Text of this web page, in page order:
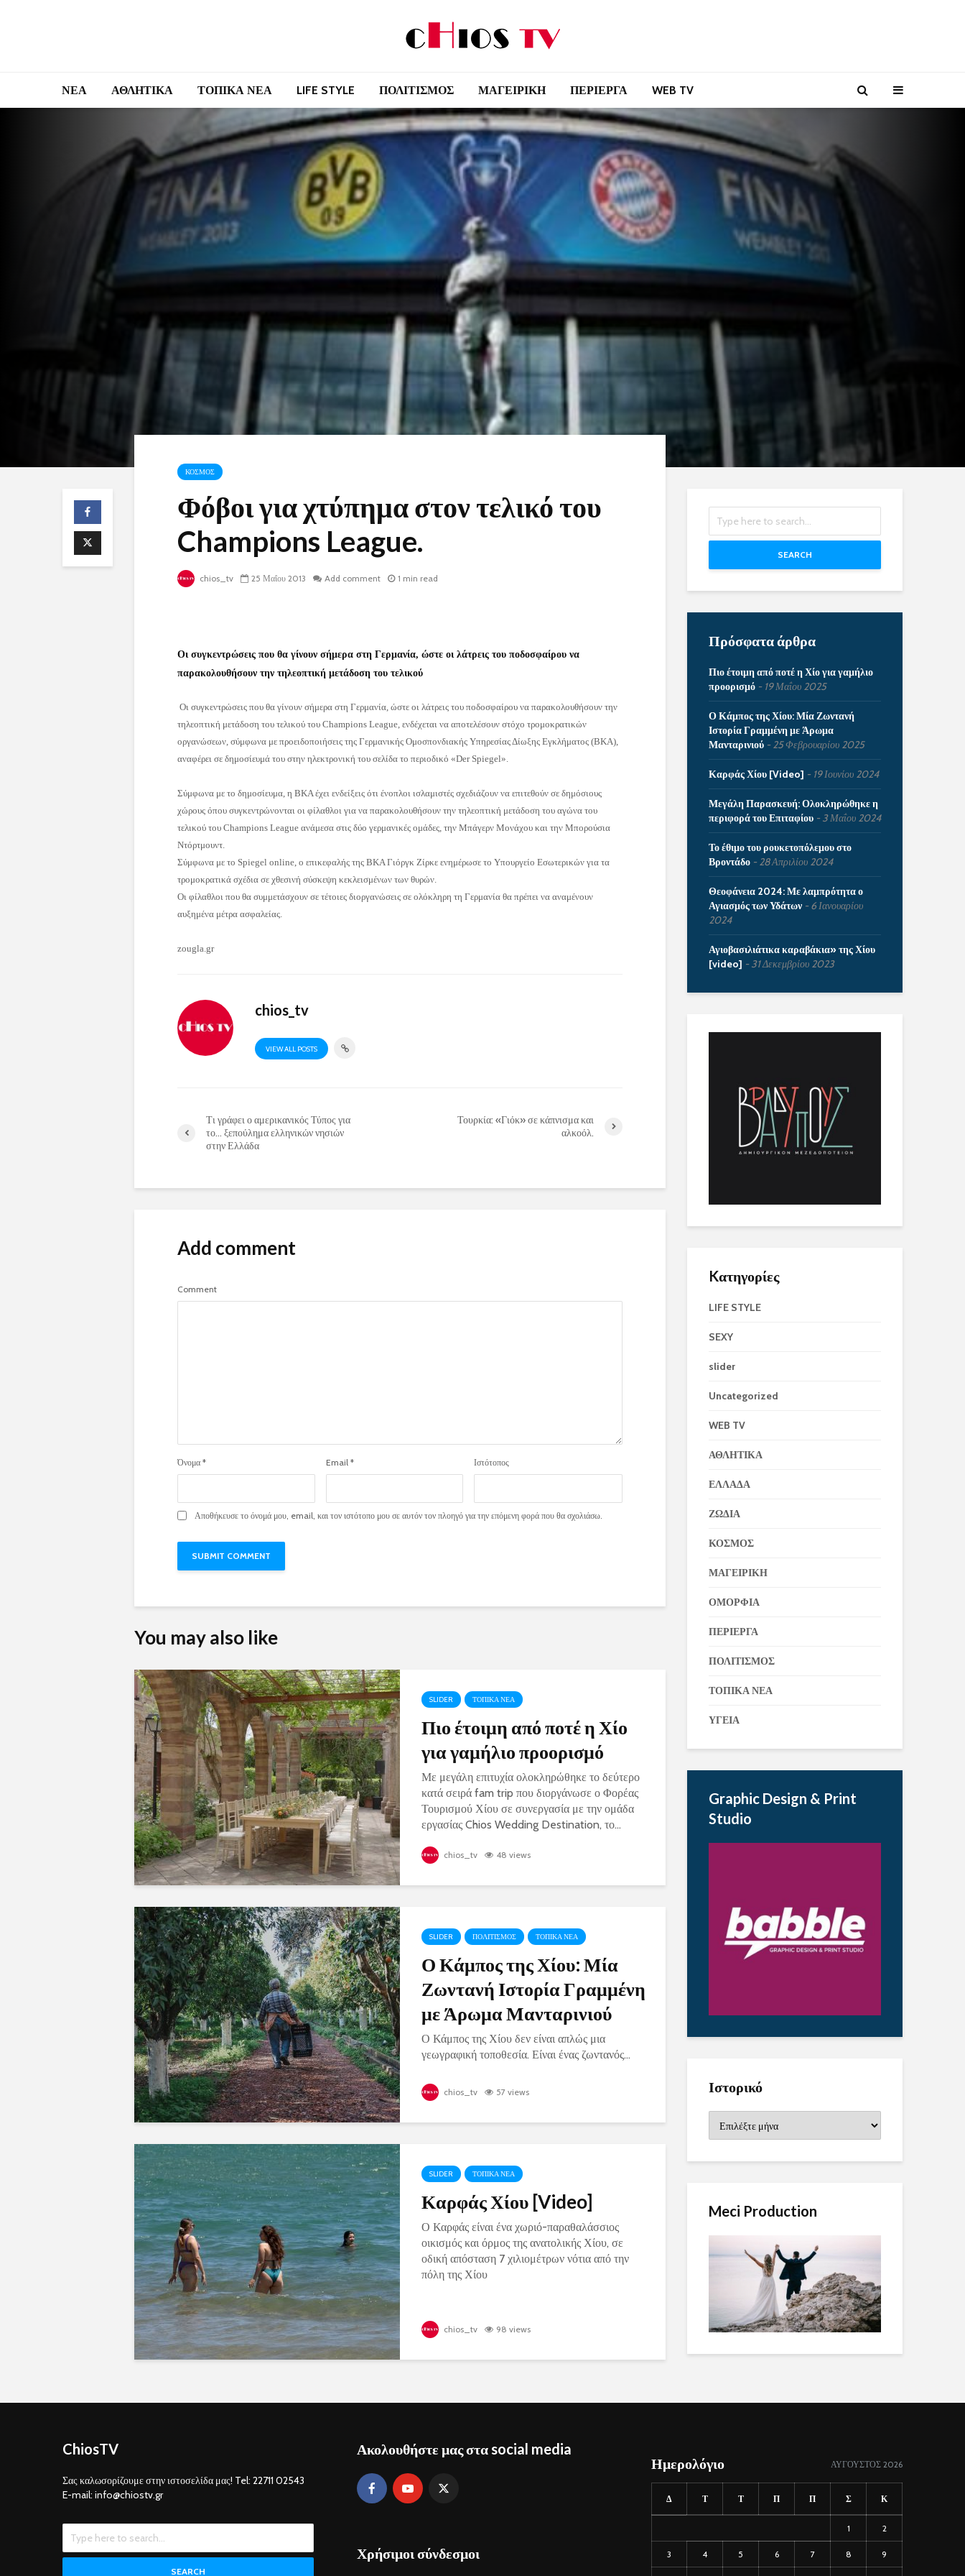
ΝΕΑ ΑΘΛΗΤΙΚΑ ΤΟΠΙΚΑ ΝΕΑ LIFE STYLE ΠΟΛΙΤΙΣΜΟΣ ΜΑΓΕΙΡΙΚΗ ΠΕΡΙΕΡΓΑ WEB TV
ΚΟΣΜΟΣ
Φόβοι για χτύπημα στον τελικό του
Champions League.
chios_tv 25 Μαΐου 2013 Add comment 1 min read
Οι συγκεντρώσεις που θα γίνουν σήμερα στη Γερμανία, ώστε οι λάτρεις του ποδοσφαίρου να
παρακολουθήσουν την τηλεοπτική μετάδοση του τελικού
Οι συγκεντρώσεις που θα γίνουν σήμερα στη Γερμανία, ώστε οι λάτρεις του ποδοσφαίρου να παρακολουθήσουν την
τηλεοπτική μετάδοση του τελικού του Champions League, ενδέχεται να αποτελέσουν στόχο τρομοκρατικών
οργανώσεων, σύμφωνα με προειδοποιήσεις της Γερμανικής Ομοσπονδιακής Υπηρεσίας Δίωξης Εγκλήματος (BKA),
αναφέρει σε δημοσίευμά του στην ηλεκτρονική του σελίδα το περιοδικό «Der Spiegel».
Σύμφωνα με το δημοσίευμα, η ΒKA έχει ενδείξεις ότι ένοπλοι ισλαμιστές σχεδιάζουν να επιτεθούν σε δημόσιους
χώρους όπου συγκεντρώνονται οι φίλαθλοι για να παρακολουθήσουν την τηλεοπτική μετάδοση του αγώνα του
τελικού του Champions League ανάμεσα στις δύο γερμανικές ομάδες, την Μπάγερν Μονάχου και την Μπορούσια
Ντόρτμουντ.
Σύμφωνα με το Spiegel online, ο επικεφαλής της BKA Γιόργκ Ζίρκε ενημέρωσε το Υπουργείο Εσωτερικών για τα
τρομοκρατικά σχέδια σε χθεσινή σύσκεψη κεκλεισμένων των θυρών.
Οι φίλαθλοι που θα συμμετάσχουν σε τέτοιες διοργανώσεις σε ολόκληρη τη Γερμανία θα πρέπει να αναμένουν
αυξημένα μέτρα ασφαλείας.
zougla.gr
chios_tv
VIEW ALL POSTS
Τι γράφει ο αμερικανικός Τύπος για
το… ξεπούλημα ελληνικών νησιών
στην Ελλάδα
Τουρκία: «Γιόκ» σε κάπνισμα και
αλκοόλ.
Add comment
Comment
Όνομα * Email * Ιστότοπος
Αποθήκευσε το όνομά μου, email, και τον ιστότοπο μου σε αυτόν τον πλοηγό για την επόμενη φορά που θα σχολιάσω.
You may also like
SLIDER ΤΟΠΙΚΑ ΝΕΑ
Πιο έτοιμη από ποτέ η Χίο
για γαμήλιο προορισμό
Με μεγάλη επιτυχία ολοκληρώθηκε το δεύτερο
κατά σειρά fam trip που διοργάνωσε ο Φορέας
Τουρισμού Χίου σε συνεργασία με την ομάδα
εργασίας Chios Wedding Destination, το...
chios_tv 48 views
SLIDER ΠΟΛΙΤΙΣΜΟΣ ΤΟΠΙΚΑ ΝΕΑ
Ο Κάμπος της Χίου: Μία
Ζωντανή Ιστορία Γραμμένη
με Άρωμα Μανταρινιού
Ο Κάμπος της Χίου δεν είναι απλώς μια
γεωγραφική τοποθεσία. Είναι ένας ζωντανός...
chios_tv 57 views
SLIDER ΤΟΠΙΚΑ ΝΕΑ
Καρφάς Χίου [Video]
Ο Καρφάς είναι ένα χωριό-παραθαλάσσιος
οικισμός και όρμος της ανατολικής Χίου, σε
οδική απόσταση 7 χιλιομέτρων νότια από την
πόλη της Χίου
chios_tv 98 views
SEARCH
Πρόσφατα άρθρα
Πιο έτοιμη από ποτέ η Χίο για γαμήλιο
προορισμό
19 Μαΐου 2025
Ο Κάμπος της Χίου: Μία Ζωντανή
Ιστορία Γραμμένη με Άρωμα
Μανταρινιού
25 Φεβρουαρίου 2025
Καρφάς Χίου [Video] 19 Ιουνίου 2024
Μεγάλη Παρασκευή: Ολοκληρώθηκε η
περιφορά του Επιταφίου
3 Μαΐου 2024
Το έθιμο του ρουκετοπόλεμου στο
Βροντάδο
28 Απριλίου 2024
Θεοφάνεια 2024: Με λαμπρότητα ο
Αγιασμός των Υδάτων
6 Ιανουαρίου
2024
Αγιοβασιλιάτικα καραβάκια» της Χίου
[video]
31 Δεκεμβρίου 2023
Kατηγορίες
LIFE STYLE
SEXY
slider
Uncategorized
WEB TV
ΑΘΛΗΤΙΚΑ
ΕΛΛΑΔΑ
ΖΩΔΙΑ
ΚΟΣΜΟΣ
ΜΑΓΕΙΡΙΚΗ
ΟΜΟΡΦΙΑ
ΠΕΡΙΕΡΓΑ
ΠΟΛΙΤΙΣΜΟΣ
ΤΟΠΙΚΑ ΝΕΑ
ΥΓΕΙΑ
Graphic Design & Print
Studio
Ιστορικό
Meci Production
ChiosTV
Σας καλωσορίζουμε στην ιστοσελίδα μας! Tel: 22711 02543
E-mail: info@chiostv.gr
SEARCH
Ακολουθήστε μας στα social media
Χρήσιμοι σύνδεσμοι
Ημερολόγιο ΑΎΓΟΥΣΤΟΣ 2026
Δ Τ Τ Π Π Σ Κ
1 2
3 4 5 6 7 8 9